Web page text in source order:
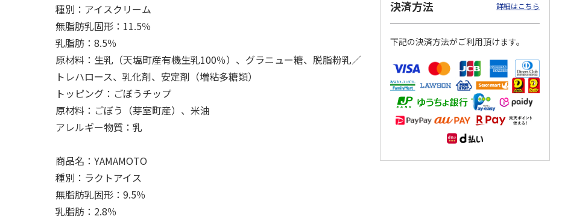
種別：アイスクリーム
無脂肪乳固形：11.5％
乳脂肪：8.5％
原材料：生乳（天塩町産有機生乳100％）、グラニュー糖、脱脂粉乳／
トレハロース、乳化剤、安定剤（増粘多糖類）
トッピング：ごぼうチップ
原材料：ごぼう（芽室町産）、米油
アレルギー物質：乳
商品名：YAMAMOTO
種別：ラクトアイス
無脂肪乳固形：9.5％
乳脂肪：2.8％
決済方法 詳細はこちら
下記の決済方法がご利用頂けます。